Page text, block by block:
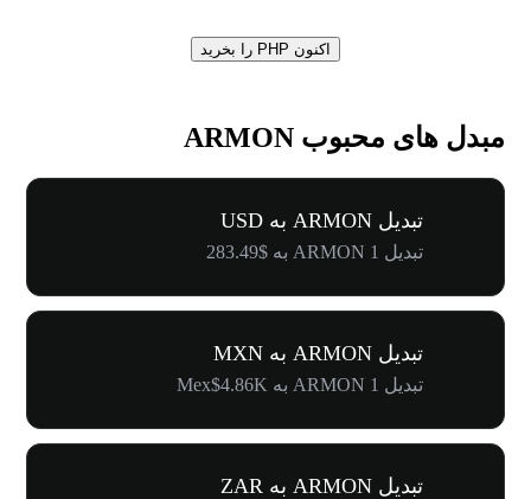
اکنون PHP را بخرید
مبدل های محبوب ARMON
تبدیل ARMON به USD
تبدیل 1 ARMON به $283.49
تبدیل ARMON به MXN
تبدیل 1 ARMON به Mex$4.86K
تبدیل ARMON به ZAR